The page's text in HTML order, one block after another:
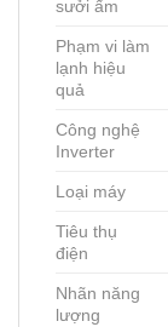
sưởi ấm
Phạm vi làm
lạnh hiệu
quả
Công nghệ
Inverter
Loại máy
Tiêu thụ
điện
Nhãn năng
lượng